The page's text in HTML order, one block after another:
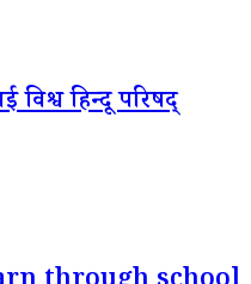
हिन्दू परिषद्